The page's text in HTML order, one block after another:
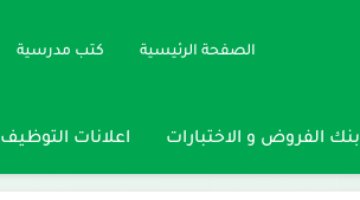
الصفحة الرئيسية كتب مدرسية
بنك الفروض و الاختبارات اعلانات التوظيف